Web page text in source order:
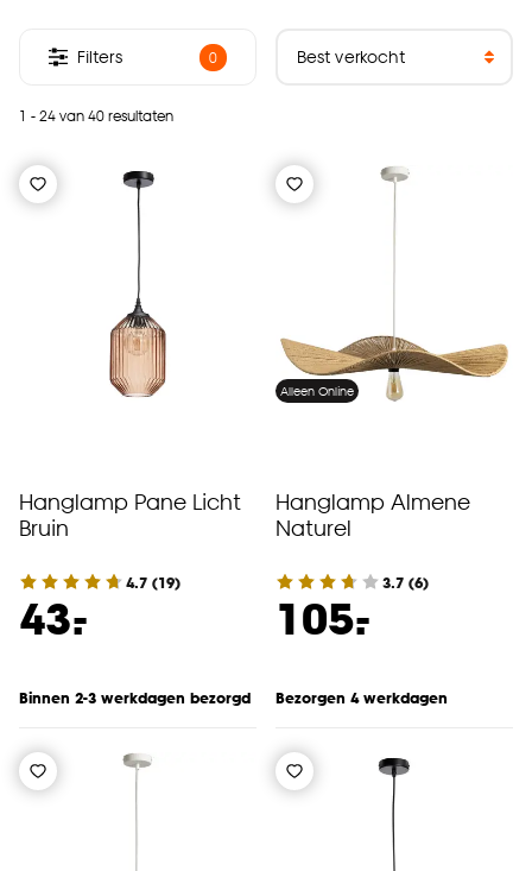
1 - 24 van 40 resultaten
Filters 0
Hanglamp Pane Licht
Bruin
4.7 (19)
43.
-
Binnen 2-3 werkdagen bezorgd
Alleen Online
Hanglamp Almene
Naturel
3.7 (6)
105.
-
Bezorgen 4 werkdagen